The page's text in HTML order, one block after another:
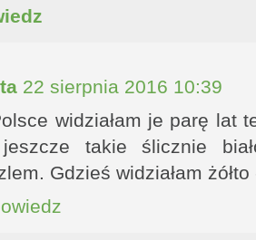
22 sierpnia 2016 10:39
widziałam je parę lat
takie ślicznie
Gdzieś widziałam